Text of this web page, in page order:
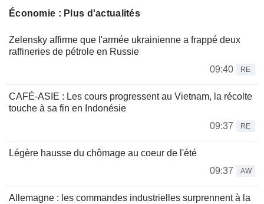
Économie : Plus d'actualités
Zelensky affirme que l'armée ukrainienne a frappé deux
raffineries de pétrole en Russie
09:40
RE
CAFÉ-ASIE : Les cours progressent au Vietnam, la récolte
touche à sa fin en Indonésie
09:37
RE
Légère hausse du chômage au coeur de l'été
09:37
AW
Allemagne : les commandes industrielles surprennent à la